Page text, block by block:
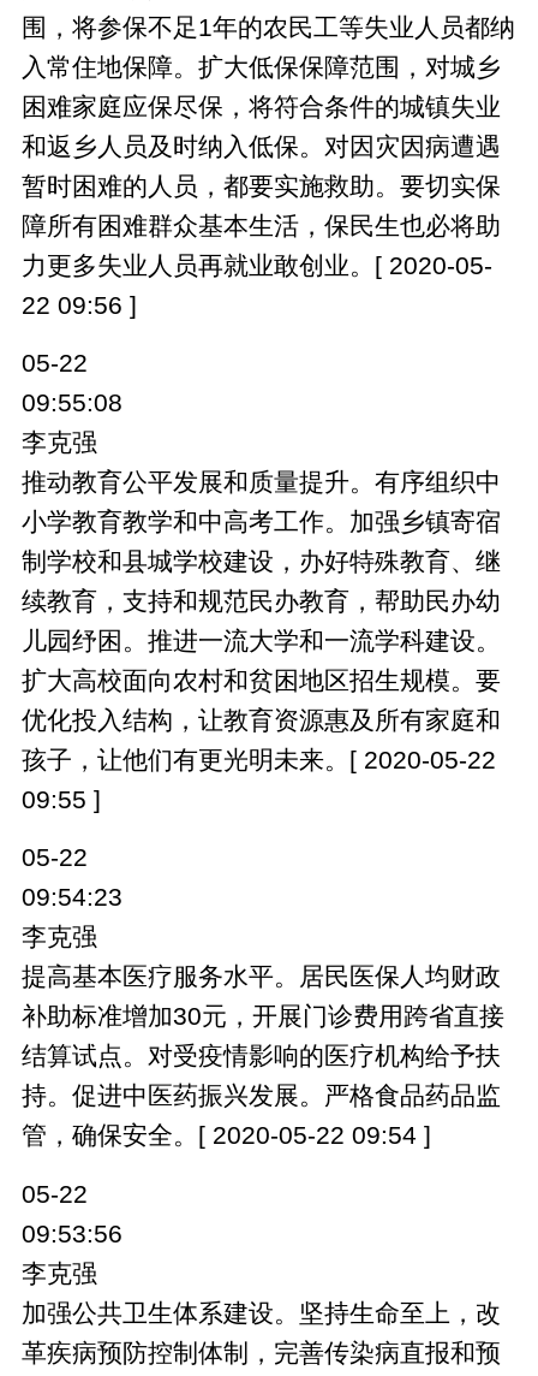
围，将参保不足1年的农民工等失业人员都纳
入常住地保障。扩大低保保障范围，对城乡
困难家庭应保尽保，将符合条件的城镇失业
和返乡人员及时纳入低保。对因灾因病遭遇
暂时困难的人员，都要实施救助。要切实保
障所有困难群众基本生活，保民生也必将助
力更多失业人员再就业敢创业。[ 2020-05-
22 09:56 ]
05-22
09:55:08
李克强
推动教育公平发展和质量提升。有序组织中
小学教育教学和中高考工作。加强乡镇寄宿
制学校和县城学校建设，办好特殊教育、继
续教育，支持和规范民办教育，帮助民办幼
儿园纾困。推进一流大学和一流学科建设。
扩大高校面向农村和贫困地区招生规模。要
优化投入结构，让教育资源惠及所有家庭和
孩子，让他们有更光明未来。[ 2020-05-22
09:55 ]
05-22
09:54:23
李克强
提高基本医疗服务水平。居民医保人均财政
补助标准增加30元，开展门诊费用跨省直接
结算试点。对受疫情影响的医疗机构给予扶
持。促进中医药振兴发展。严格食品药品监
管，确保安全。[ 2020-05-22 09:54 ]
05-22
09:53:56
李克强
加强公共卫生体系建设。坚持生命至上，改
革疾病预防控制体制，完善传染病直报和预